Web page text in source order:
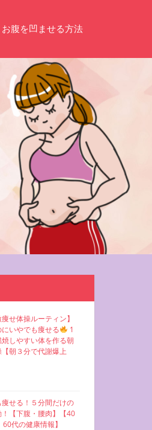
お腹を凹ませる方法
痩せ体操ルーティン】
いやでも痩せる
1
焼しやすい体を作る朝
朝３分で代謝爆上
せる！５分間だけの
【下腹・腰肉】【40
代の健康情報】